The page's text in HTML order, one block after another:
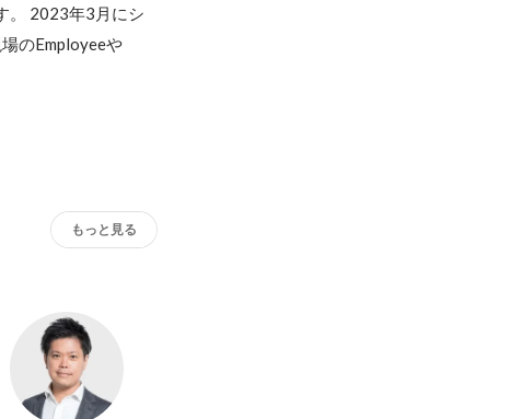
。 2023年3月にシ
のEmployeeや
もっと見る